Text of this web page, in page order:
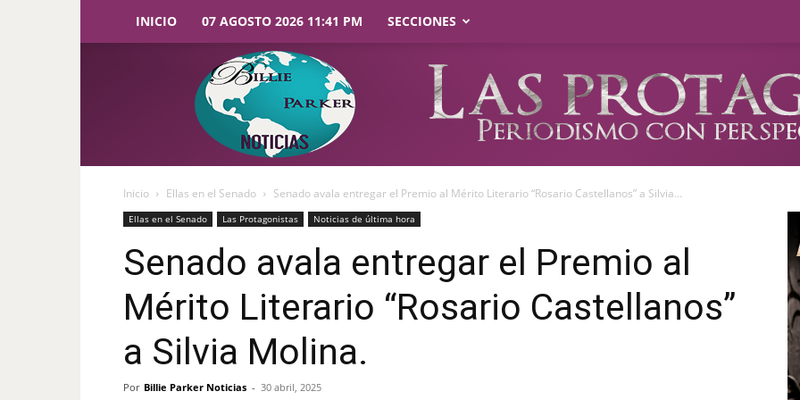
INICIO 07 AGOSTO 2026 11:41 PM SECCIONES
Parker
Noticias
Inicio Ellas en el Senado Senado avala entregar el Premio al Mérito Literario “Rosario Castellanos” a Silvia...
Ellas en el Senado Las Protagonistas Noticias de última hora
Senado avala entregar el Premio al
Mérito Literario “Rosario Castellanos”
a Silvia Molina.
Por Billie Parker Noticias - 30 abril, 2025